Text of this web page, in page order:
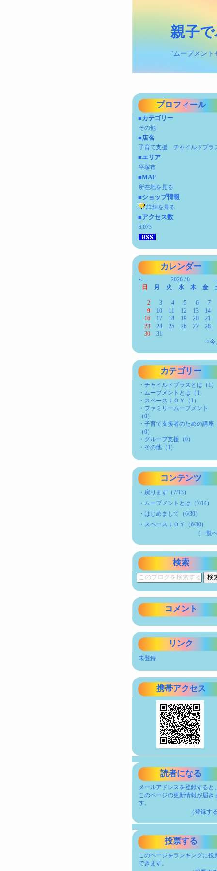
親子
“ムーブメン
プロフィール
■カテゴリー
その他
■店名
子育て支援 チャイルドプラ
■エリア
平塚市
■MAP
所在地を見る
■ショップ情報
詳細を見る
■アクセス数
8,073
カレンダー
＜-- 2026 / 8
日
月 火 水 木 金
2 3 4 5 6
7
9
10 11 12 13 14
16
17 18 19 20 21
23
24 25 26 27 28
30
31
⇒今
カテゴリー
・チャイルドプラスとは（1）
・ムーブメントとは（1）
・スペースＪＯＹ（1）
・ファミリームーブメント
（0）
・子育て支援者のための講座
（0）
・グループ支援（0）
・その他（1）
コンテンツ
・ 戻ります（7/13）
・ ムーブメントとは（7/14）
・ はじめまして（6/30）
・ スペースＪＯＹ（6/30）
（一覧
検索
コメント
リンク
未登録
携帯アクセス
読者になる
メールアドレスを登録すると
このページの更新情報が届き
す。
（登録す
投票する
このページをランキングに投
できます。